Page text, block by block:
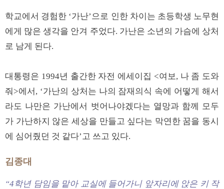
학교에서 경험한 ‘가난’으로 인한 차이는 초등학생 노무현
에게 많은 생각을 안겨 주었다. 가난은 소년의 가슴에 상처
로 남게 된다.
대통령은 1994년 출간한 자전 에세이집 <여보, 나 좀 도와
줘>에서, ‘가난의 상처는 나의 잠재의식 속에 어떻게 해서
라도 나만은 가난에서 벗어나야겠다는 열망과 함께 모두
가 가난하지 않은 세상을 만들고 싶다는 막연한 꿈을 동시
에 심어줬던 것 같다’고 쓰고 있다.
김종대
“4학년 담임을 맡아 교실에 들어가니 앞자리에 앉은 키 작